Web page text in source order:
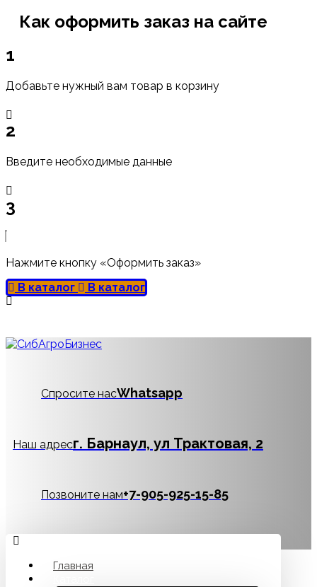
Как оформить заказ на сайте
1
Добавьте нужный вам товар в корзину
2
Введите необходимые данные
3
Нажмите кнопку «Оформить заказ»
В каталог
В каталог
Спросите насWhatsapp
Наш адресг. Барнаул, ул Трактовая, 2
Позвоните нам‪+7-905-925-15-85
Главная